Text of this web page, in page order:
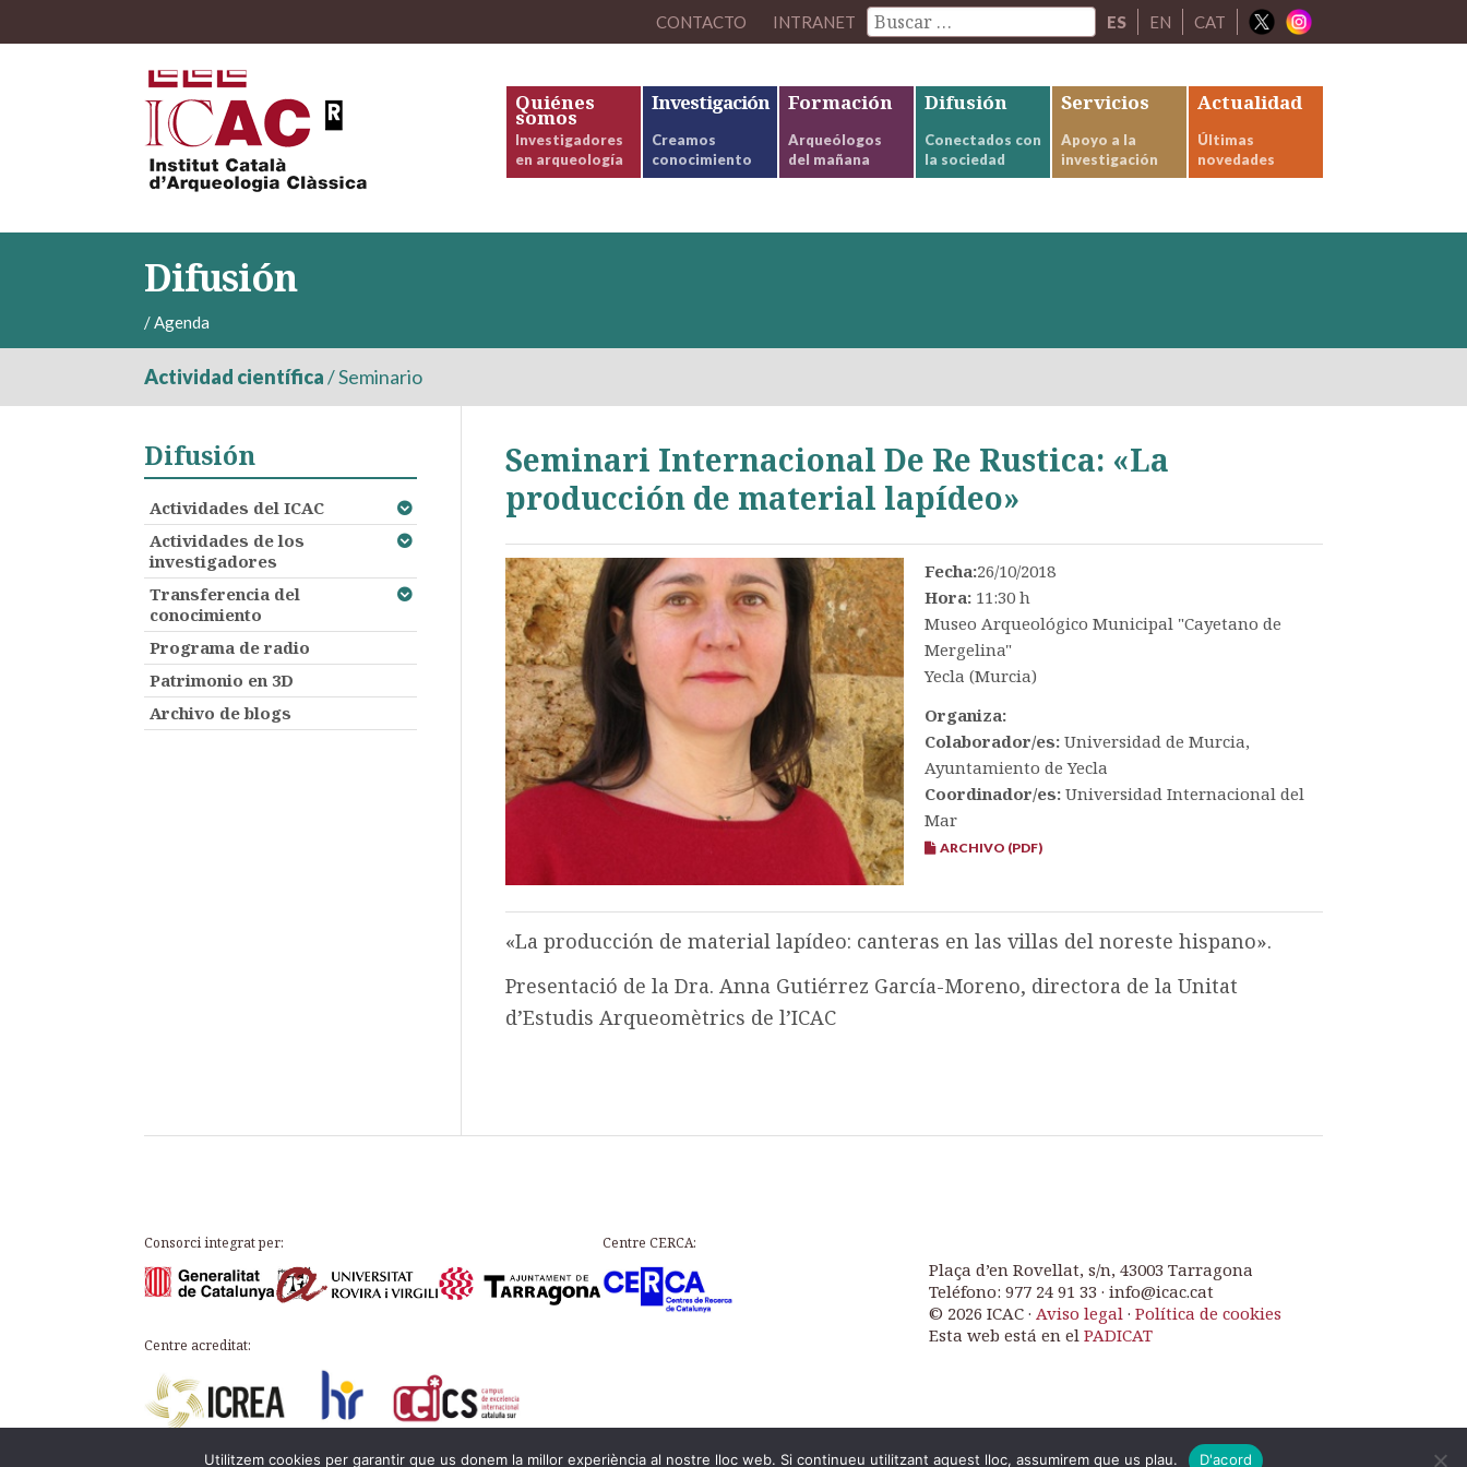
CONTACTO INTRANET ES EN CAT
Quiénes
somos
Investigadores
en arqueología
Investigación
Creamos
conocimiento
Formación
Arqueólogos
del mañana
Difusión
Conectados con
la sociedad
Servicios
Apoyo a la
investigación
Actualidad
Últimas
novedades
Difusión
/Agenda
Actividad científica/Seminario
Seminari Internacional De Re Rustica: «La
producción de material lapídeo»
Fecha:26/10/2018
Hora: 11:30 h
Museo Arqueológico Municipal "Cayetano de
Mergelina"
Yecla (Murcia)
Organiza:
Colaborador/es:Universidad de Murcia,
Ayuntamiento de Yecla
Coordinador/es:Universidad Internacional del
Mar
ARCHIVO (PDF)
«La producción de material lapídeo: canteras en las villas del noreste hispano».
Presentació de la Dra. Anna Gutiérrez García-Moreno, directora de la Unitat
d’Estudis Arqueomètrics de l’ICAC
Difusión
Actividades del ICAC
Actividades de los
investigadores
Transferencia del
conocimiento
Programa de radio
Patrimonio en 3D
Archivo de blogs
Consorci integrat per: Centre CERCA:
Centre acreditat:
Plaça d’en Rovellat, s/n, 43003 Tarragona
Teléfono: 977 24 91 33 · info@icac.cat
© 2026 ICAC ·Aviso legal ·Política de cookies
Esta web está en elPADICAT
Utilitzem cookies per garantir que us donem la millor experiència al nostre lloc web. Si continueu utilitzant aquest lloc, assumirem que us plau. D'acord